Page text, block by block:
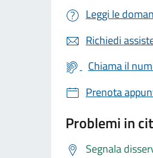
Leggi le
Richiedi
Chiama il
Prenota
Problemi in
Segnala